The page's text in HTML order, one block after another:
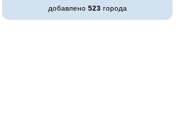
добавлено 523города